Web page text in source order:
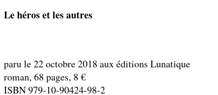
Le héros et les autres
paru le 22 octobre 2018 aux éditions Lunatique
roman, 68 pages, 8 €
ISBN979-10-90424-98-2